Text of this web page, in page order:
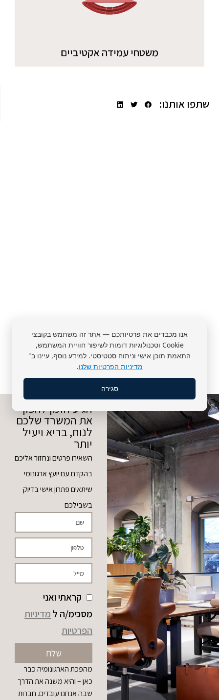
אנו מכבדים את פרטיותכם — אתר זה משתמש בקובצי
Cookie וטכנולוגיות דומות לשיפור חוויית המשתמש,
התאמת תוכן אישי וניתוח סטטיסטי. למידע נוסף, עיינו ב־
מדיניות הפרטיות שלנו.
סגירה
שתפו אותנו:
משטחי עמידה אקטיביים
הגיע הזמן להפוך
את המשרד שלכם
לנוח, בריא ויעיל
יותר
השאירו פרטים ונחזור אליכם
בהקדם עם יועץ ארגונומי
שיתאים פתרון אישי בדיוק
בשבילכם
קראתי ואני
מסכימ/ה ל מדיניות
הפרטיות
שלח
מהפכת הארגונומיה כבר
כאן – והיא משנה את הדרך
שבה אנחנו עובדים. חברות